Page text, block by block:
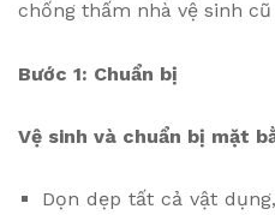
chống thấm nhà vệ sinh
Bước 1: Chuẩn bị
Vệ sinh và chuẩn bị mặt
Dọn dẹp tất cả vật